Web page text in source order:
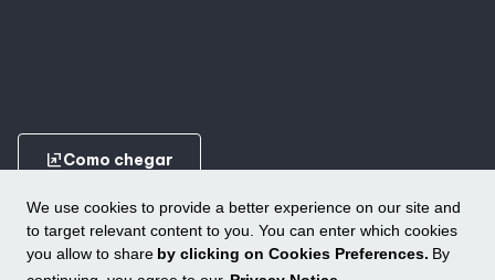
We use cookies to provide a better experience on our site and
to target relevant content to you. You can enter which cookies
you allow to share by clicking on Cookies Preferences. By
ungroupComo chegar